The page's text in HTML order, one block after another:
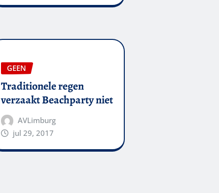
GEEN
Traditionele regen
verzaakt Beachparty niet
AVLimburg
jul 29, 2017